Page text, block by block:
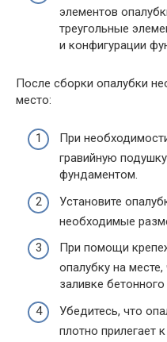
элементов
треугольные
и конфигурации
После сборки опалубки
место:
При
гравийную
фундаментом.
Установите
необходимые
При помощи
опалубку на
заливке
Убедитесь, что
плотно прилегает к